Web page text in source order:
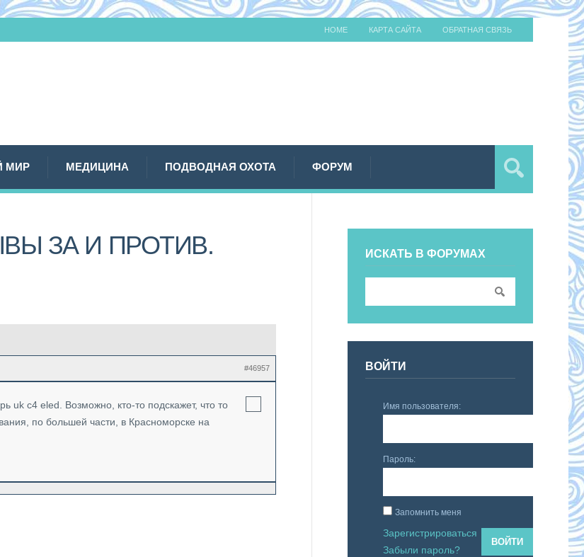
HOME КАРТА САЙТА ОБРАТНАЯ СВЯЗЬ
МИР МЕДИЦИНА ПОДВОДНАЯ ОХОТА ФОРУМ
ЗА И ПРОТИВ.
#46957
uk c4 eled. Возможно, кто-то подскажет, что то
по большей части, в Красноморске на
ИСКАТЬ В ФОРУМАХ
ВОЙТИ
Имя пользователя:
Пароль:
Запомнить меня
ВОЙТИ
Зарегистрироваться
Забыли пароль?